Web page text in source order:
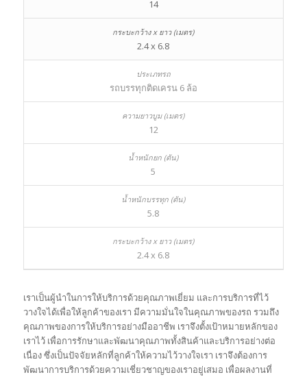
14
2.4 x 6.8
รถบรรทุกติดเครน 6 ล้อ
12
5
5.8
2.4 x 6.8
เราเป็นผู้นำในการให้บริการด้วยคุณภาพเยี่ยม และการบริการที่ไว้
วางใจได้เพื่อให้ลูกค้าของเรา มีความมั่นใจในคุณภาพของรถ รวมถึง
คุณภาพของการให้บริการอย่างมืออาชีพ เราจึงตั้งเป้าหมายหลักของ
เราไว้ เพื่อการรักษาและพัฒนาคุณภาพทั้งสินค้าและบริการอย่างต่อ
เนื่อง ซึ่งเป็นปัจจัยหลักที่ลูกค้าให้ความไว้วางใจเรา เราจึงต้องการ
พัฒนาการบริการด้วยความเชี่ยวชาญของเราอยู่เสมอ เพื่อผลงานที่